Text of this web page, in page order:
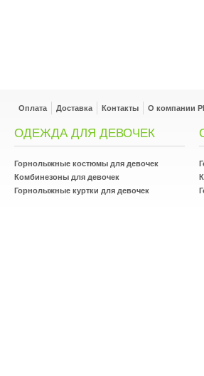
Оплата Доставка Контакты О компании
ОДЕЖДА ДЛЯ ДЕВОЧЕК
Горнолыжные костюмы для девочек
Комбинезоны для девочек
Горнолыжные куртки для девочек